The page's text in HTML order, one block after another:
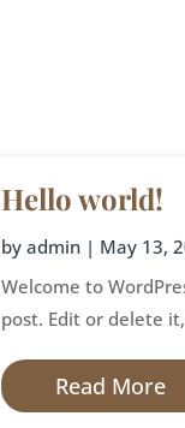
Hello world!
byadmin | May 13,
Welcome to
post. Edit or delete
Read More